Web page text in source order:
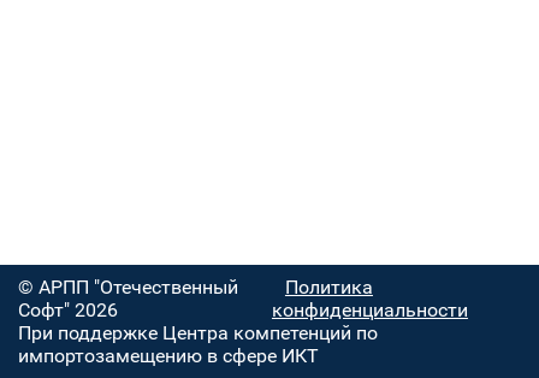
© АРПП "Отечественный
Софт" 2026
Политика
конфиденциальности
При поддержке Центра компетенций по
импортозамещению в сфере ИКТ